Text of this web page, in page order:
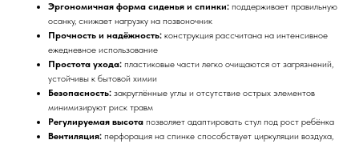
Эргономичная форма сиденья и спинки: поддерживает правильную
осанку, снижает нагрузку на позвоночник
Прочность и надёжность: конструкция рассчитана на интенсивное
ежедневное использование
Простота ухода: пластиковые части легко очищаются от загрязнений,
устойчивы к бытовой химии
Безопасность: закруглённые углы и отсутствие острых элементов
минимизируют риск травм
Регулируемая высота позволяет адаптировать стул под рост ребёнка
Вентиляция: перфорация на спинке способствует циркуляции воздуха,